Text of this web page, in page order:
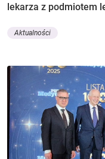
lekarza z podmiotem
Aktualności